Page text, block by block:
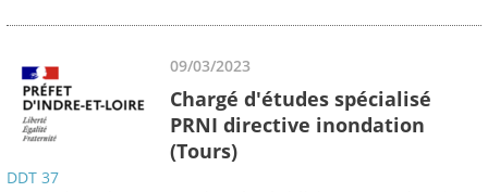
09/03/2023
Chargé d'études spécialisé
PRNI directive inondation
(Tours)
DDT 37